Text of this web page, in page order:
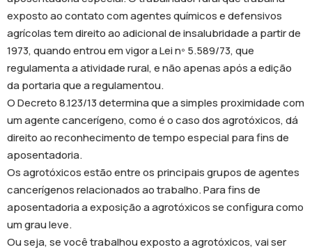
exposto ao contato com agentes químicos e defensivos
agrícolas tem direito ao adicional de insalubridade a partir de
1973, quando entrou em vigor a Lei nº 5.589/73, que
regulamenta a atividade rural, e não apenas após a edição
da portaria que a regulamentou.
O Decreto 8.123/13 determina que a simples proximidade com
um agente cancerígeno, como é o caso dos agrotóxicos, dá
direito ao reconhecimento de tempo especial para fins de
aposentadoria.
Os agrotóxicos estão entre os principais grupos de agentes
cancerígenos relacionados ao trabalho. Para fins de
aposentadoria a exposição a agrotóxicos se configura como
um grau leve.
Ou seja, se você trabalhou exposto a agrotóxicos, vai ser